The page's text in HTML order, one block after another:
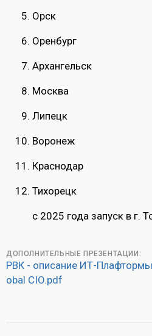
Орск
Оренбург
Архангельск
Москва
Липецк
Воронеж
Краснодар
Тихорецк
с 2025 года запуск в г.
ДОПОЛНИТЕЛЬНЫЕ ПРЕЗЕНТАЦИИ:
РВК - описание ИТ-
obal CIO.pdf